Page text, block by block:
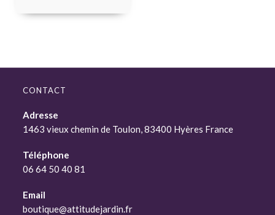
CONTACT
Adresse
1463 vieux chemin de Toulon, 83400 Hyères France
Téléphone
06 64 50 40 81
Email
boutique@attitudejardin.fr